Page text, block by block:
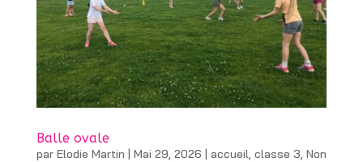
Balle ovale
par Elodie Martin | Mai 29, 2026 | accueil, classe 3, Non